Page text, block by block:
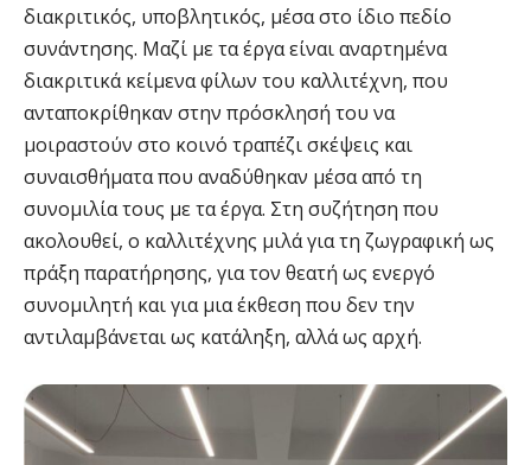
διακριτικός, υποβλητικός, μέσα στο ίδιο πεδίο
συνάντησης. Μαζί με τα έργα είναι αναρτημένα
διακριτικά κείμενα φίλων του καλλιτέχνη, που
ανταποκρίθηκαν στην πρόσκλησή του να
μοιραστούν στο κοινό τραπέζι σκέψεις και
συναισθήματα που αναδύθηκαν μέσα από τη
συνομιλία τους με τα έργα. Στη συζήτηση που
ακολουθεί, ο καλλιτέχνης μιλά για τη ζωγραφική ως
πράξη παρατήρησης, για τον θεατή ως ενεργό
συνομιλητή και για μια έκθεση που δεν την
αντιλαμβάνεται ως κατάληξη, αλλά ως αρχή.